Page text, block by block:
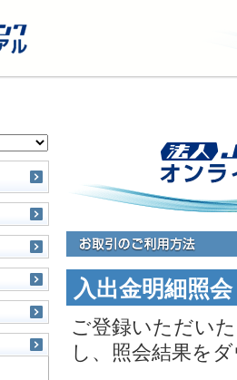
入出金明細照会
ご登録いただい
し、照会結果を